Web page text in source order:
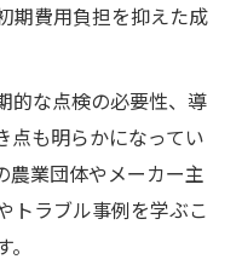
期費用負担を抑えた成
的な点検の必要性、導
点も明らかになってい
農業団体やメーカー主
トラブル事例を学ぶこ